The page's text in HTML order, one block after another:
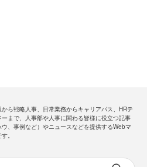
ら戦略人事、日常業務からキャリアパス、HRテ
ーまで、人事部や人事に関わる皆様に役立つ記事
ウ、事例など）やニュースなどを提供するWebマ
。